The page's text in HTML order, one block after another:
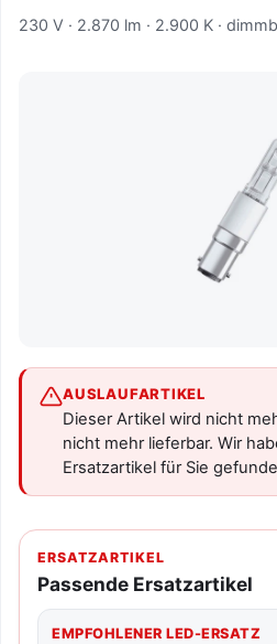
230 V · 2.870 lm · 2.900 K ·
AUSLAUFARTIKEL
Dieser Artikel wird nicht
nicht mehr lieferbar. Wir
Ersatzartikel für Sie
ERSATZARTIKEL
Passende Ersatzartikel
EMPFOHLENER LED-ERSATZ